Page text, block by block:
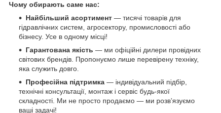
Чому обирають саме нас:
Найбільший асортимент — тисячі товарів для
гідравлічних систем, агросектору, промисловості або
бізнесу. Усе в одному місці!
Гарантована якість — ми офіційні дилери провідних
світових брендів. Пропонуємо лише перевірену техніку,
яка служить довго.
Професійна підтримка — індивідуальний підбір,
технічні консультації, монтаж і сервіс будь-якої
складності. Ми не просто продаємо — ми розв’язуємо
ваші задачі!